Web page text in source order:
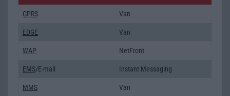
GPRS Van
EDGE Van
WAP NetFront
EMS/E-mail Instant Messaging
MMS Van